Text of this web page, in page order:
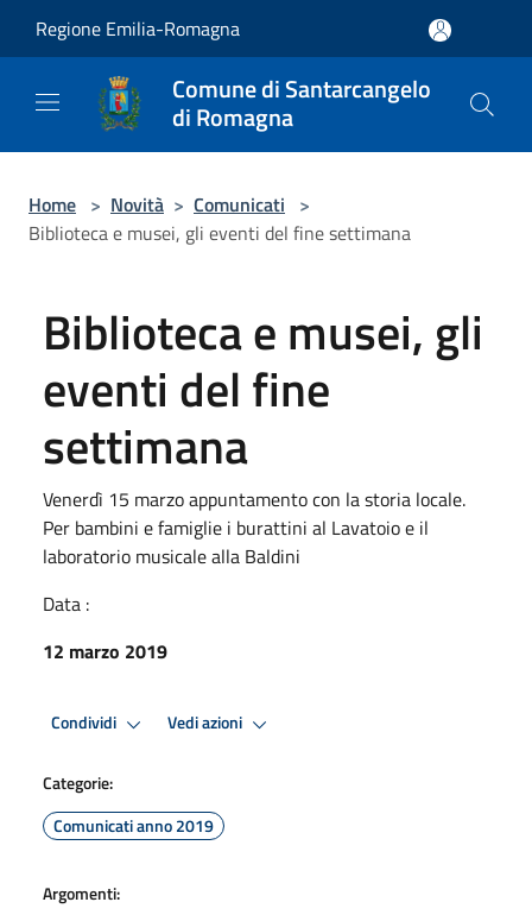
Regione Emilia-Romagna
Comune di Santarcangelo
di Romagna
Home > Novità > Comunicati >
Biblioteca e musei, gli eventi del fine settimana
Biblioteca e musei, gli
eventi del fine
settimana
Venerdì 15 marzo appuntamento con la storia locale.
Per bambini e famiglie i burattini al Lavatoio e il
laboratorio musicale alla Baldini
Data :
12 marzo 2019
Condividi Vedi azioni
Categorie:
Comunicati anno 2019
Argomenti: